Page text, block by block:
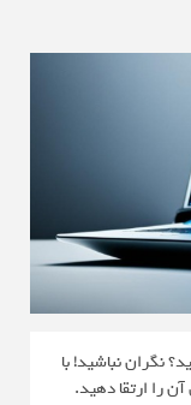
نباشید! با
ارتقا دهید.